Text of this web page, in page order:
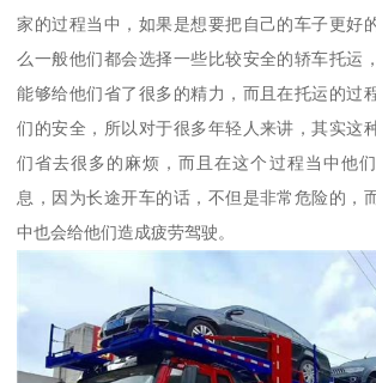
家的过程当中，如果是想要把自己的车子更好
么一般他们都会选择一些比较安全的轿车托运
能够给他们省了很多的精力，而且在托运的过
们的安全，所以对于很多年轻人来讲，其实这
们省去很多的麻烦，而且在这个过程当中他
息，因为长途开车的话，不但是非常危险的，
中也会给他们造成疲劳驾驶。